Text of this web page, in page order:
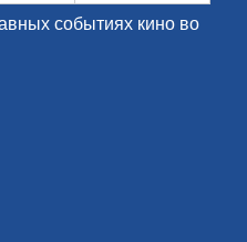
событиях кино во